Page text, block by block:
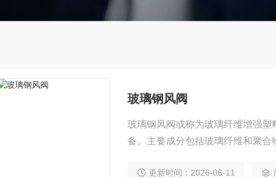
玻璃钢风阀
玻璃钢风阀或称为玻璃纤维增强
备。主要成分包括玻璃纤维和聚
更新时间：2026-06-11